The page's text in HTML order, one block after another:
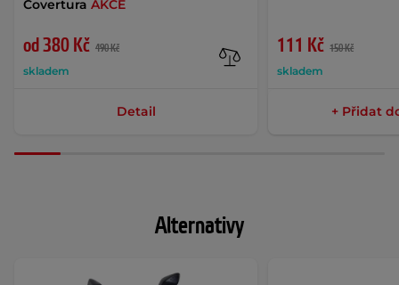
Covertura AKCE
od 380 Kč 490 Kč
skladem
Detail
111 Kč 150 Kč
skladem
+ Přidat
Alternativy